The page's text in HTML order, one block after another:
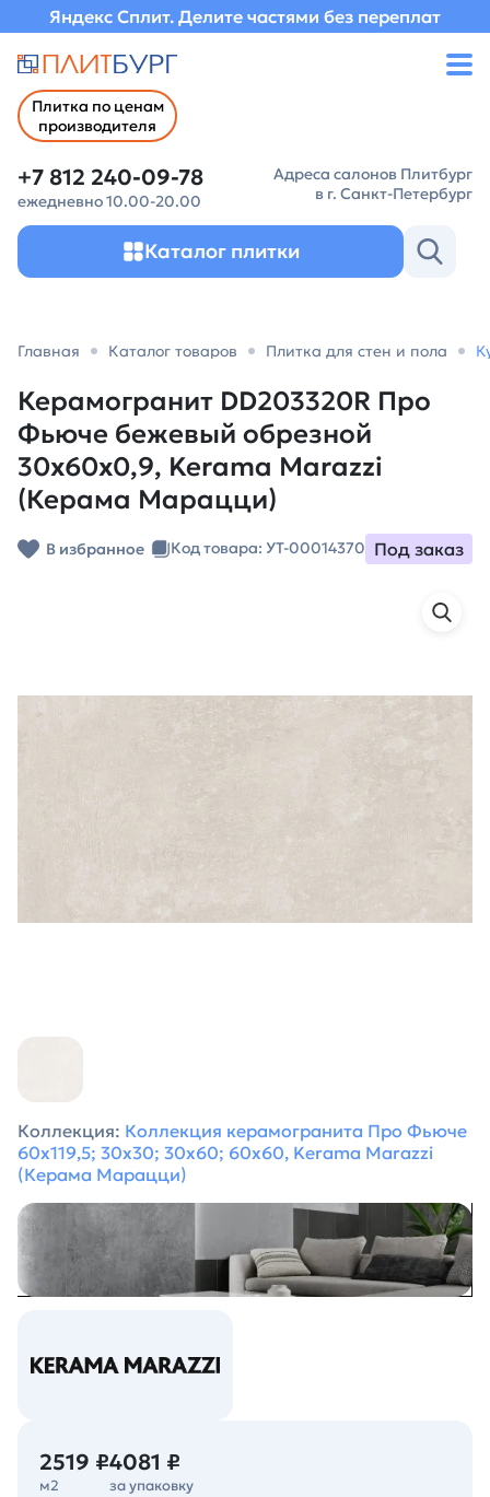
Яндекс Сплит. Делите частями без переплат
Плитка по ценам
производителя
+7 812 240-09-78
ежедневно 10.00-20.00
Адреса салонов Плитбург
в г. Санкт-Петербург
Каталог плитки
Главная Каталог товаров Плитка для стен и пола
Керамогранит DD203320R Про
Фьюче бежевый обрезной
30x60x0,9, Kerama Marazzi
(Керама Марацци)
В избранное Код товара: УТ-00014370 Под заказ
Коллекция: Коллекция керамогранита Про Фьюче
60х119,5; 30х30; 30х60; 60х60, Kerama Marazzi
(Керама Марацци)
2519 ₽
м2
4081 ₽
за упаковку